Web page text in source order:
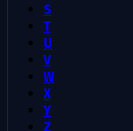
S
T
U
V
W
X
Y
Z